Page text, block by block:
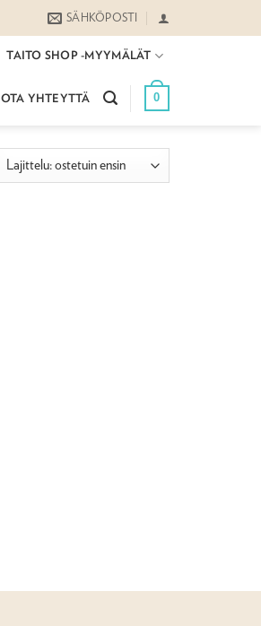
SÄHKÖPOSTI
TAITO SHOP -MYYMÄLÄT
OTA YHTEYTTÄ 0